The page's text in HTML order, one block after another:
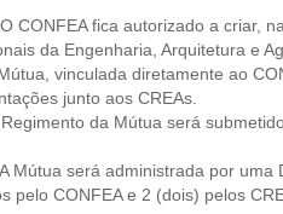
CONFEA fica autorizado a criar,
da Engenharia, Arquitetura e
vinculada diretamente ao
junto aos CREAs.
da Mútua será
Mútua será administrada por
pelo CONFEA e 2 (dois) pelos